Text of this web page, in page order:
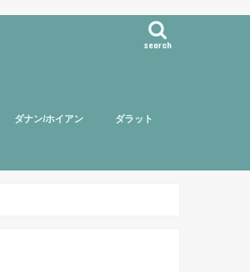
search
ダナン/ホイアン ダラット